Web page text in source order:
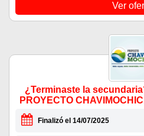
Ver
¿Terminaste la
PROYECTO
Finalizó el 14/07/2025